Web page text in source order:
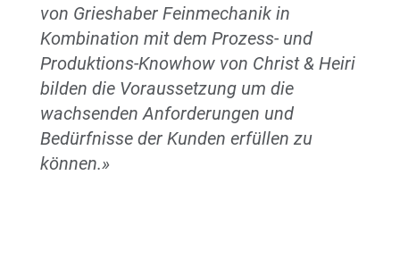
von Grieshaber Feinmechanik in
Kombination mit dem Prozess- und
Produktions-Knowhow von Christ & Heiri
bilden die Voraussetzung um die
wachsenden Anforderungen und
Bedürfnisse der Kunden erfüllen zu
können.»